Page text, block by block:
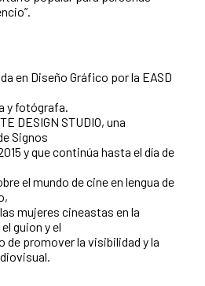
en Diseño Gráfico por la EASD
y fotógrafa.
DESIGN STUDIO, una
Signos
y que continúa hasta el día de
el mundo de cine en lengua de
mujeres cineastas en la
guion y el
promover la visibilidad y la